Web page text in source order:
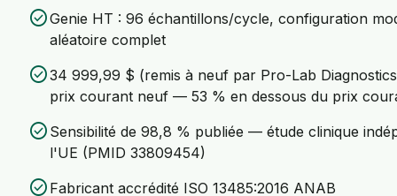
check_circleGenie HT : 96 échantillons/cycle, configuration
aléatoire complet
check_circle34 999,99 $ (remis à neuf par Pro-Lab
prix courant neuf — 53 % en dessous du prix
check_circle Sensibilité de 98,8 % publiée — étude clinique
l'UE (PMID 33809454)
check_circle Fabricant accrédité ISO 13485:2016 ANAB